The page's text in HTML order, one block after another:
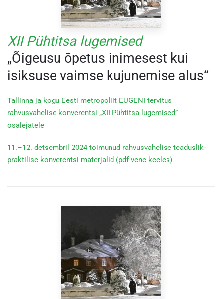
XII Pühtitsa lugemised
„Õigeusu õpetus inimesest kui
isiksuse vaimse kujunemise alus“
Tallinna ja kogu Eesti metropoliit EUGENI tervitus
rahvusvahelise konverentsi „XII Pühtitsa lugemised”
osalejatele
11.–12. detsembril 2024 toimunud rahvusvahelise teaduslik-
praktilise konverentsi materjalid (pdf vene keeles)